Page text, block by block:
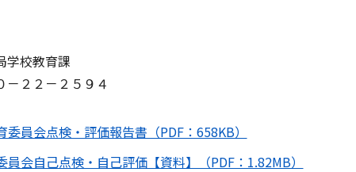
校教育課
２－２５９４
員会点検・評価報告書（PDF：658KB）
会自己点検・自己評価【資料】（PDF：1.82MB）